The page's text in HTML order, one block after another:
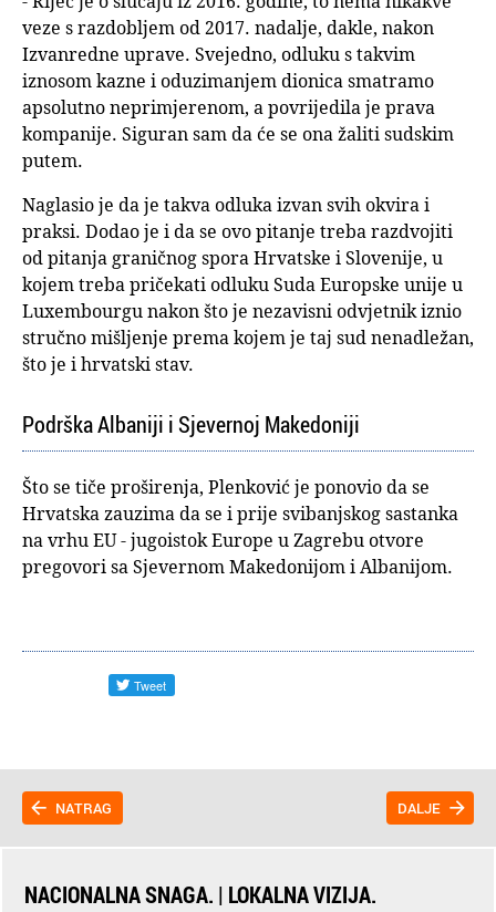
veze s razdobljem od 2017. nadalje, dakle, nakon
Izvanredne uprave. Svejedno, odluku s takvim
iznosom kazne i oduzimanjem dionica smatramo
apsolutno neprimjerenom, a povrijedila je prava
kompanije. Siguran sam da će se ona žaliti sudskim
putem.
Naglasio je da je takva odluka izvan svih okvira i
praksi. Dodao je i da se ovo pitanje treba razdvojiti
od pitanja graničnog spora Hrvatske i Slovenije, u
kojem treba pričekati odluku Suda Europske unije u
Luxembourgu nakon što je nezavisni odvjetnik iznio
stručno mišljenje prema kojem je taj sud nenadležan,
što je i hrvatski stav.
Podrška Albaniji i Sjevernoj Makedoniji
Što se tiče proširenja, Plenković je ponovio da se
Hrvatska zauzima da se i prije svibanjskog sastanka
na vrhu EU - jugoistok Europe u Zagrebu otvore
pregovori sa Sjevernom Makedonijom i Albanijom.
NATRAG DALJE
NACIONALNA SNAGA. | LOKALNA VIZIJA.